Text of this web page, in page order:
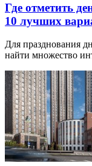
Где отметить
10 лучших
Для празднования
найти множество